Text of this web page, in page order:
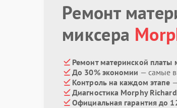
Ремонт
миксера
Ремонт материнской платы
До 30% экономии — самые
Контроль на каждом этапе
Диагностика Morphy
Официальная гарантия до